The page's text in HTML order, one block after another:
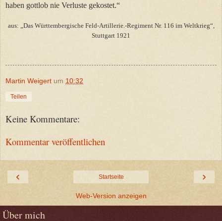
haben gottlob nie Verluste gekostet.“
aus: „Das Württembergische Feld-Artillerie.-Regiment Nr. 116 im Weltkrieg“,
Stuttgart 1921
Martin Weigert um 10:32
Teilen
Keine Kommentare:
Kommentar veröffentlichen
‹ ›
Startseite
Web-Version anzeigen
Über mich